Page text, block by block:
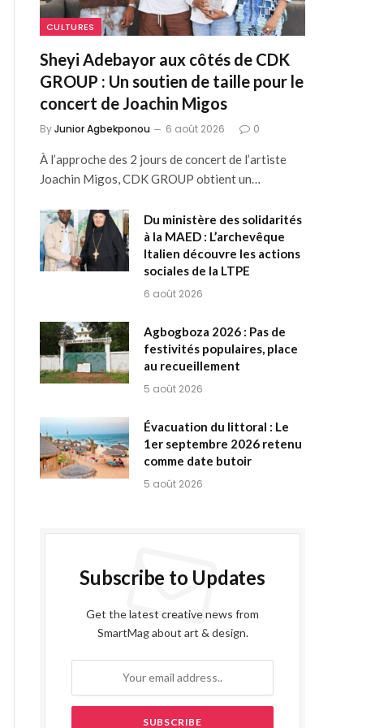
CULTURES
Sheyi Adebayor aux côtés de CDK
GROUP : Un soutien de taille pour le
concert de Joachin Migos
ByJunior Agbekponou 6 août 2026 0
À l’approche des 2 jours de concert de l’artiste
Joachin Migos, CDK GROUP obtient un…
Du ministère des solidarités
à la MAED : L’archevêque
Italien découvre les actions
sociales de la LTPE
6 août 2026
Agbogboza 2026 : Pas de
festivités populaires, place
au recueillement
5 août 2026
Évacuation du littoral : Le
1er septembre 2026 retenu
comme date butoir
5 août 2026
Subscribe to Updates
Get the latest creative news from
SmartMag about art & design.